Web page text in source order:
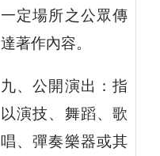
一定場所之公眾傳
達著作內容。
九、公開演出：指
以演技、舞蹈、歌
唱、彈奏樂器或其